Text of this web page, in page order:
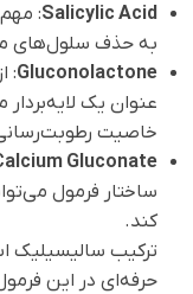
Salicylic Acid
:
به حذف سلول‌های
Gluconolactone
:
عنوان یک
خاصیت رطوبت‌رسانی
Gluconate
ساختار فرمول
کند.
ترکیب سالیسیلیک
حرفه‌ای در این